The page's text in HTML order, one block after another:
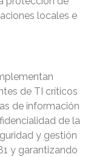
locales e
de TI críticos
de información
de la
y gestión
y garantizando